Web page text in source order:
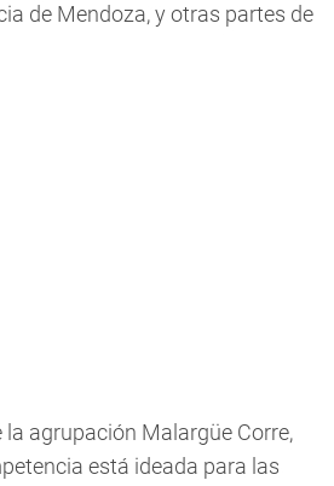
de Mendoza, y otras partes de
agrupación Malargüe Corre,
está ideada para las